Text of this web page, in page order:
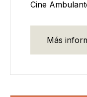
Cine
Más